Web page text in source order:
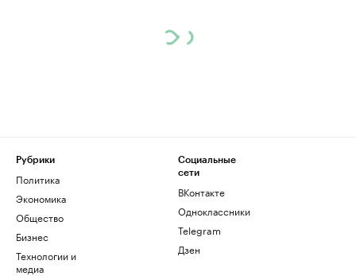
Рубрики
Политика
Экономика
Общество
Бизнес
Технологии и
медиа
Социальные
сети
ВКонтакте
Одноклассники
Telegram
Дзен